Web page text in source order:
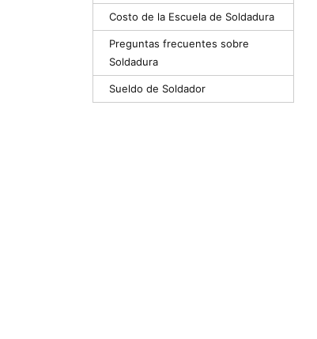
Costo de la Escuela de Soldadura
Preguntas frecuentes sobre
Soldadura
Sueldo de Soldador